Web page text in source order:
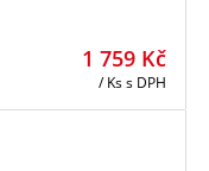
1 759 Kč
/ Kss DPH